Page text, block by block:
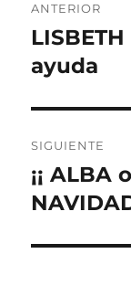
de
entradas
ANTERIOR
Entrada
anterior:
ayuda
SIGUIENTE
Entrada
siguiente:
¡¡ ALBA